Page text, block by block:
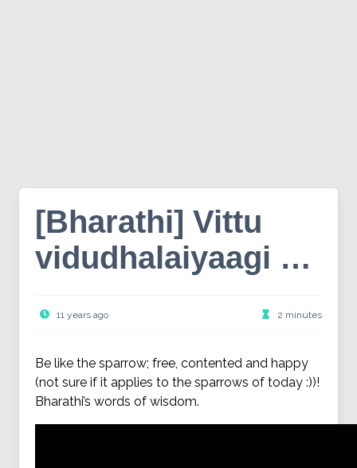
[Bharathi] Vittu
vidudhalaiyaagi …
11 years ago 2 minutes
Be like the sparrow; free, contented and happy
(not sure if it applies to the sparrows of today :))!
Bharathi’s words of wisdom.